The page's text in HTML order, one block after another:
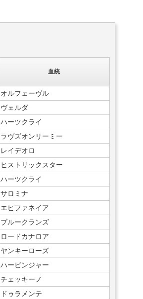
血統
オルフェーヴル
ヴェルダ
ハーツクライ
ラヴズオンリーミー
レイデオロ
ヒストリックスター
ハーツクライ
サロミナ
エピファネイア
ブルークランズ
ロードカナロア
ヤンキーローズ
ハービンジャー
チェッキーノ
ドゥラメンテ